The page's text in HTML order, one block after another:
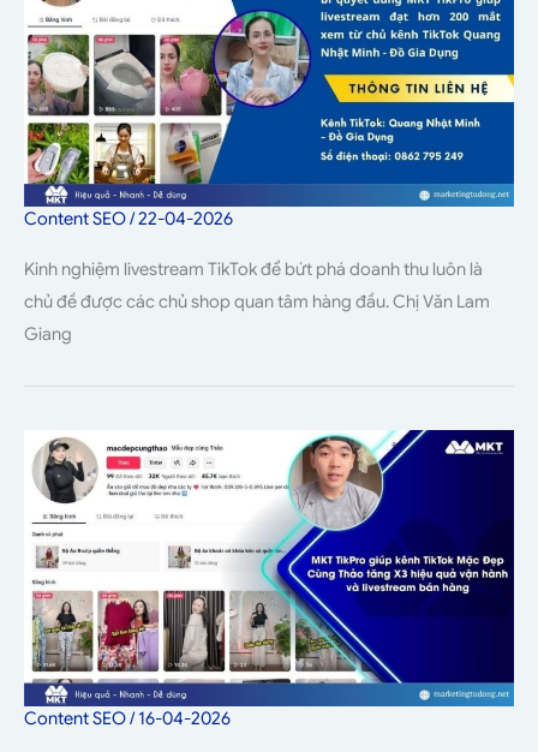
Content SEO/22-04-2026
Kinh nghiệm livestream TikTok để bứt phá doanh thu luôn là
chủ đề được các chủ shop quan tâm hàng đầu. Chị Văn Lam
Giang
Content SEO/16-04-2026